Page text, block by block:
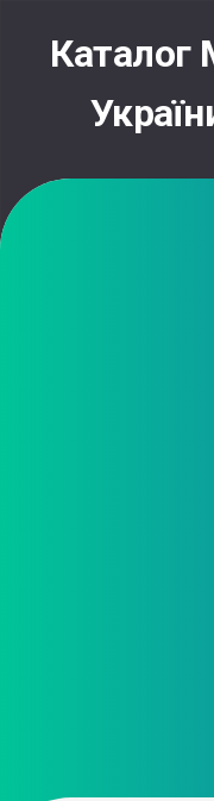
contentКаталог